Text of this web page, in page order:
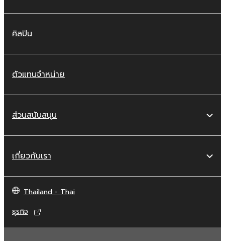
ศิลปิน
ตัวแทนจำหน่าย
ส่วนสนับสนุน
เกี่ยวกับเรา
Thailand - Thai
ธุรกิจ